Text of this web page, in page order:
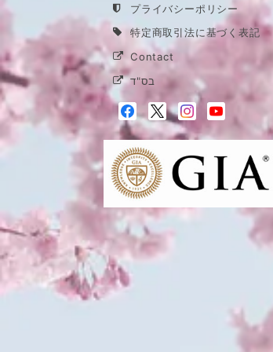
プライバシーポリシー
特定商取引法に基づく表記
Contact
בס"ד